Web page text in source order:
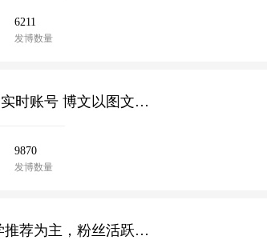
6211
发博数量
13年注册 130w粉丝 黄v 黄钻会员 微博账号出售读物帐号 知名读物博主 实时账号 博文以图文文字为主 卖家诚心出售 看上联系客服
9870
发博数量
19年注册 粉丝53万 会员6 黄v 教育博主 教育视频自媒体 发文以教育文学推荐为主，粉丝活跃，账号优质，没时间运营啦